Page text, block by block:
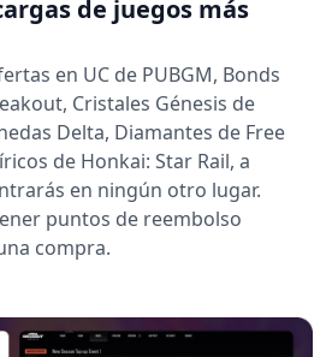
de juegos más
en UC de PUBGM, Bonds
Cristales Génesis de
Delta, Diamantes de Free
de Honkai: Star Rail, a
en ningún otro lugar.
puntos de reembolso
compra.